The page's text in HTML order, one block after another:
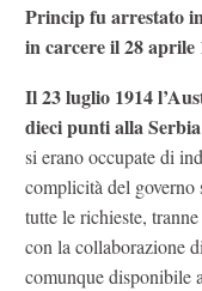
Princip fu arrestato
in carcere il 28 aprile
Il 23 luglio 1914
dieci punti alla Serbia
si erano occupate di
complicità del governo
tutte le richieste,
con la collaborazione
comunque disponibile